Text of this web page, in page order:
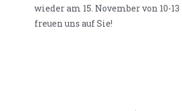
wieder am 15. November von 10-
freuen uns auf Sie!